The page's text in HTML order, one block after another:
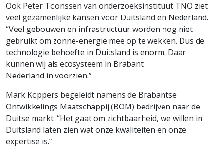
Ook Peter Toonssen van onderzoeksinstituut TNO ziet
veel gezamenlijke kansen voor Duitsland en Nederland.
“Veel gebouwen en infrastructuur worden nog niet
gebruikt om zonne-energie mee op te wekken. Dus de
technologie behoefte in Duitsland is enorm. Daar
kunnen wij als ecosysteem in Brabant
Nederland in voorzien.”
Mark Koppers begeleidt namens de Brabantse
Ontwikkelings Maatschappij (BOM) bedrijven naar de
Duitse markt. “Het gaat om zichtbaarheid, we willen in
Duitsland laten zien wat onze kwaliteiten en onze
expertise is.”